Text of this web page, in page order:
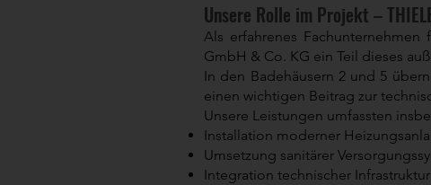
Unsere Rolle im Projekt –
Als erfahrenes
GmbH & Co. KG ein Teil dieses
In den Badehäusern 2 und 5
einen wichtigen Beitrag zur
Unsere Leistungen umfassten
Installation moderner
Umsetzung sanitärer
Integration technischer